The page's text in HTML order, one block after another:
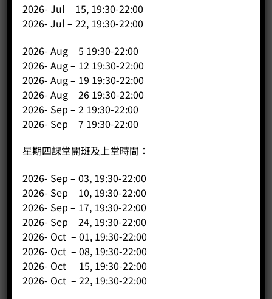
關於我們
商店（產品）
課程/工作坊
客戶服務
聯絡我們
網站地圖
2026- Jul – 15, 19:30-22:00
2026- Jul – 22, 19:30-22:00
2026- Aug – 5 19:30-22:00
2026- Aug – 12 19:30-22:00
2026- Aug – 19 19:30-22:00
2026- Aug – 26 19:30-22:00
2026- Sep – 2 19:30-22:00
2026- Sep – 7 19:30-22:00
星期四課堂開班及上堂時間：
2026- Sep – 03, 19:30-22:00
2026- Sep – 10, 19:30-22:00
2026- Sep – 17, 19:30-22:00
2026- Sep – 24, 19:30-22:00
2026- Oct – 01, 19:30-22:00
2026- Oct – 08, 19:30-22:00
2026- Oct – 15, 19:30-22:00
2026- Oct – 22, 19:30-22:00